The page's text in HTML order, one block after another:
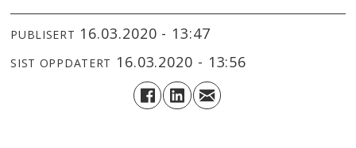
PUBLISERT 16.03.2020 - 13:47
SIST OPPDATERT 16.03.2020 - 13:56